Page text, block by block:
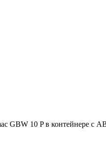
GBW 10 P в контейнере с